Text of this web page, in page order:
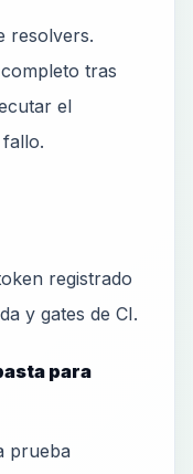
resolvers.
tras
el
registrado
y gates de CI.
para
prueba